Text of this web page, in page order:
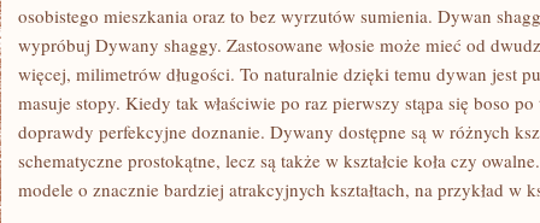
osobistego mieszkania oraz to bez wyrzutów sumienia. Dywan
wypróbuj Dywany shaggy. Zastosowane włosie może mieć od
więcej, milimetrów długości. To naturalnie dzięki temu dywan jest
masuje stopy. Kiedy tak właściwie po raz pierwszy stąpa się boso
doprawdy perfekcyjne doznanie. Dywany dostępne są w różnych
schematyczne prostokątne, lecz są także w kształcie koła czy
modele o znacznie bardziej atrakcyjnych kształtach, na przykład w